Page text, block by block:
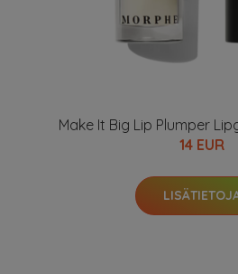
Make It Big Lip Plumper
14 EUR